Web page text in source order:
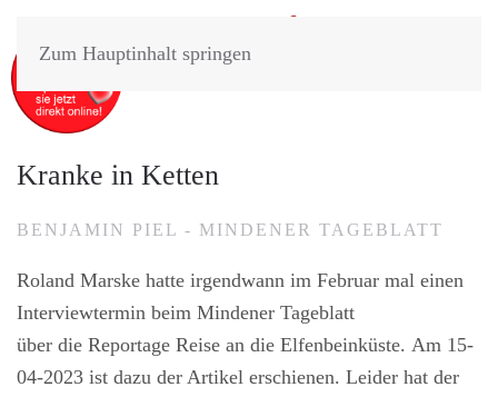
Zum Hauptinhalt springen
Kranke in Ketten
BENJAMIN PIEL - MINDENER TAGEBLATT
Roland Marske hatte irgendwann im Februar mal einen
Interviewtermin beim Mindener Tageblatt
über die Reportage Reise an die Elfenbeinküste. Am 15-
04-2023 ist dazu der Artikel erschienen. Leider hat der